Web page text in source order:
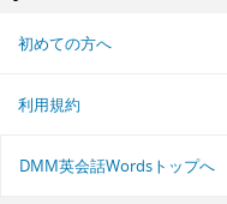
初めての方へ
利用規約
DMM英会話Wordsトップへ